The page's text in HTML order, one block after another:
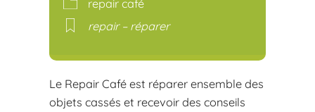
repair café
repair – réparer
Le Repair Café est réparer ensemble des
objets cassés et recevoir des conseils